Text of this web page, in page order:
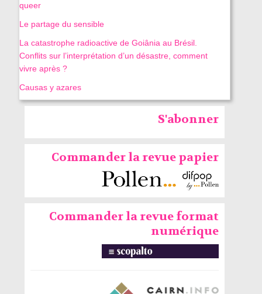
queer
Le partage du sensible
La catastrophe radioactive de Goiânia au Brésil.
Conflits sur l’interprétation d’un désastre, comment
vivre après ?
Causas y azares
S'abonner
Commander la revue papier
Commander la revue format
numérique